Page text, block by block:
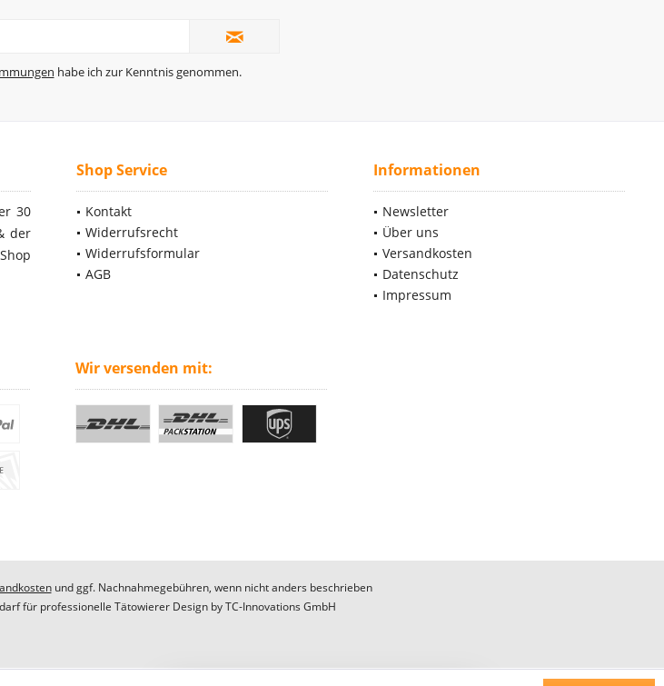
habe ich zur Kenntnis genommen.
30
der
Shop Service
Kontakt
Widerrufsrecht
Widerrufsformular
AGB
Informationen
Newsletter
Über uns
Versandkosten
Datenschutz
Impressum
Wir versenden mit:
und ggf. Nachnahmegebühren, wenn nicht anders beschrieben
für professionelle Tätowierer Design byTC-Innovations GmbH